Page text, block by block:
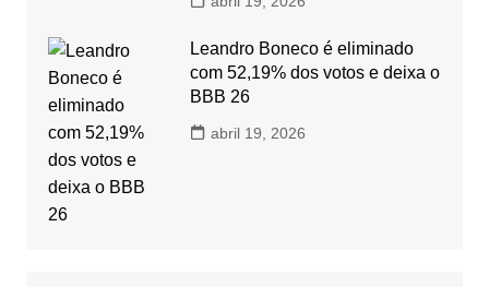
Leandro Boneco é eliminado
com 52,19% dos votos e deixa o
BBB 26
abril 19, 2026